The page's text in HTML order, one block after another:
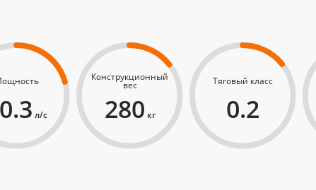
л/с
Конструкционный
вес
280 кг
Тяговый класс
0.2